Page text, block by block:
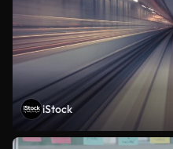
iStock